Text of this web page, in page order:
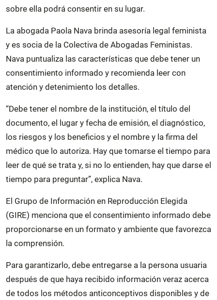
sobre ella podrá consentir en su lugar.
La abogada Paola Nava brinda asesoría legal feminista
y es socia de la Colectiva de Abogadas Feministas.
Nava puntualiza las características que debe tener un
consentimiento informado y recomienda leer con
atención y detenimiento los detalles.
“Debe tener el nombre de la institución, el título del
documento, el lugar y fecha de emisión, el diagnóstico,
los riesgos y los beneficios y el nombre y la firma del
médico que lo autoriza. Hay que tomarse el tiempo para
leer de qué se trata y, si no lo entienden, hay que darse el
tiempo para preguntar”, explica Nava.
El Grupo de Información en Reproducción Elegida
(GIRE) menciona que el consentimiento informado debe
proporcionarse en un formato y ambiente que favorezca
la comprensión.
Para garantizarlo, debe entregarse a la persona usuaria
después de que haya recibido información veraz acerca
de todos los métodos anticonceptivos disponibles y de